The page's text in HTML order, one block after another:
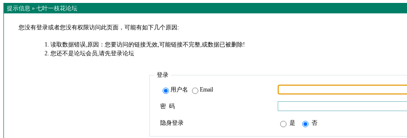
提示信息 » 七叶一枝花论坛
您没有登录或者您没有权限访问此页面，可能有如下几个原因:
读取数据错误,原因：您要访问的链接无效,可能链接不完整,或数据已被删除!
您还不是论坛会员,请先登录论坛
登录
用户名 Email
密 码
隐身登录 是 否